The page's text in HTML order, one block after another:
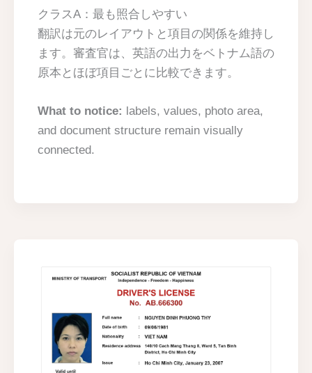
クラスA：最も照合しやすい
翻訳は元のレイアウトと項目の関係を維持し
ます。審査官は、英語の出力をベトナム語の
原本とほぼ項目ごとに比較できます。
What to notice: labels, values, photo area,
and document structure remain visually
connected.